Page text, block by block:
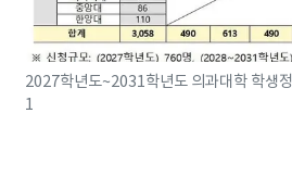
2027학년도~2031학년도 의과대학 학생
1